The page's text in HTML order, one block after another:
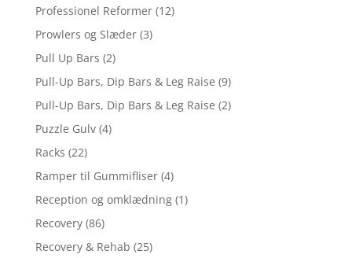
Professionel Reformer (12)
Prowlers og Slæder (3)
Pull Up Bars (2)
Pull-Up Bars, Dip Bars & Leg Raise (9)
Pull-Up Bars, Dip Bars & Leg Raise (2)
Puzzle Gulv (4)
Racks (22)
Ramper til Gummifliser (4)
Reception og omklædning (1)
Recovery (86)
Recovery & Rehab (25)